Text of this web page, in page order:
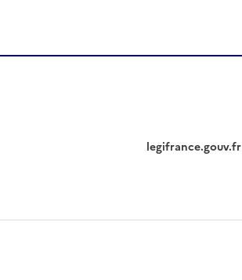
legifrance.gouv.fr